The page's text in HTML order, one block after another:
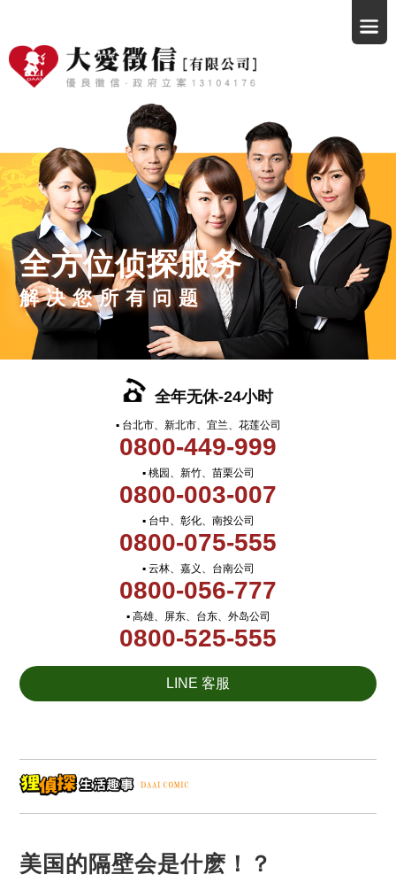
全方位侦探服务
解决您所有问题
全年无休-24小时
▪ 台北市、新北市、宜兰、花莲公司
0800-449-999
▪ 桃园、新竹、苗栗公司
0800-003-007
▪ 台中、彰化、南投公司
0800-075-555
▪ 云林、嘉义、台南公司
0800-056-777
▪ 高雄、屏东、台东、外岛公司
0800-525-555
LINE 客服
美国的隔壁会是什麽！？